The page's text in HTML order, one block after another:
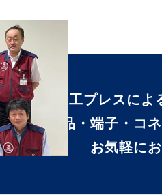
加工プレスに
車載部品・端子・コ
お気軽に